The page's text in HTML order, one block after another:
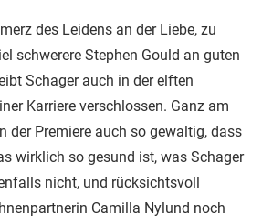
des Leidens an der Liebe, zu
schwerere Stephen Gould an guten
Schager auch in der elften
Karriere verschlossen. Ganz am
der Premiere auch so gewaltig, dass
wirklich so gesund ist, was Schager
nicht, und rücksichtsvoll
Camilla Nylund noch